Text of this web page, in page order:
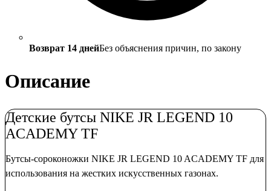
Возврат 14 днейБез объяснения причин, по закону
Описание
Детские бутсы NIKE JR LEGEND 10
ACADEMY TF
Бутсы-сороконожки NIKE JR LEGEND 10 ACADEMY TF для
использования на жестких искусственных газонах.